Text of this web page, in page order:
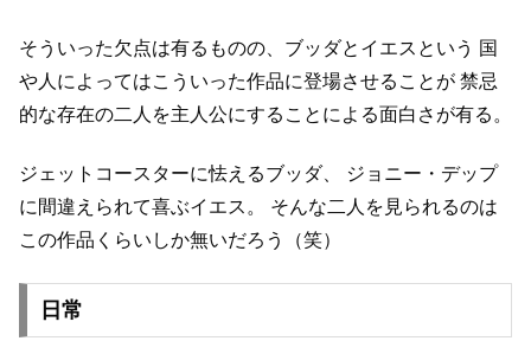
そういった欠点は有るものの、ブッダとイエスという 国
や人によってはこういった作品に登場させることが 禁忌
的な存在の二人を主人公にすることによる面白さが有る。
ジェットコースターに怯えるブッダ、
ジョニー・デップ
に間違えられて喜ぶイエス。
そんな二人を見られるのは
この作品くらいしか無いだろう（笑）
日常